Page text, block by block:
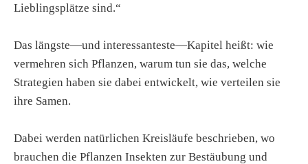
Lieblingsplätze sind.“
Das längste—und interessanteste—Kapitel heißt: wie
vermehren sich Pflanzen, warum tun sie das, welche
Strategien haben sie dabei entwickelt, wie verteilen sie
ihre Samen.
Dabei werden natürlichen Kreisläufe beschrieben, wo
brauchen die Pflanzen Insekten zur Bestäubung und